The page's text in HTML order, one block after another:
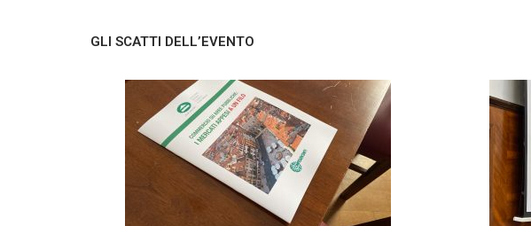
GLI SCATTI DELL’EVENTO